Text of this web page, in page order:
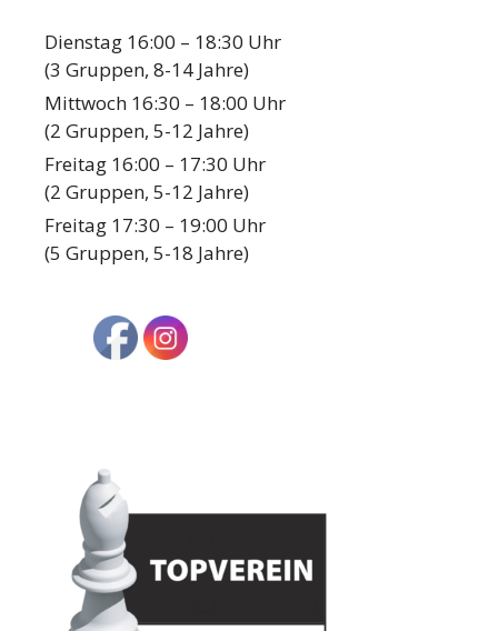
Dienstag 16:00 – 18:30 Uhr
(3 Gruppen, 8-14 Jahre)
Mittwoch 16:30 – 18:00 Uhr
(2 Gruppen, 5-12 Jahre)
Freitag 16:00 – 17:30 Uhr
(2 Gruppen, 5-12 Jahre)
Freitag 17:30 – 19:00 Uhr
(5 Gruppen, 5-18 Jahre)